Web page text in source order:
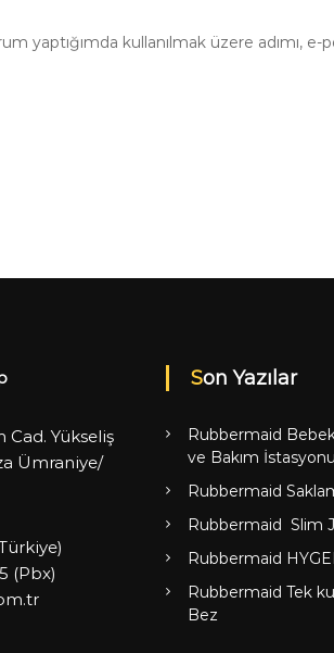
yaptığımda kullanılmak üzere adımı,
Cad. Yükseliş
Ümraniye/
(Pbx)
Son Yazılar
Rubbermaid
ve Bakım İstasyonu
Rubbermaid
Rubbermaid Slim
Rubbermaid
Rubbermaid Tek
Bez